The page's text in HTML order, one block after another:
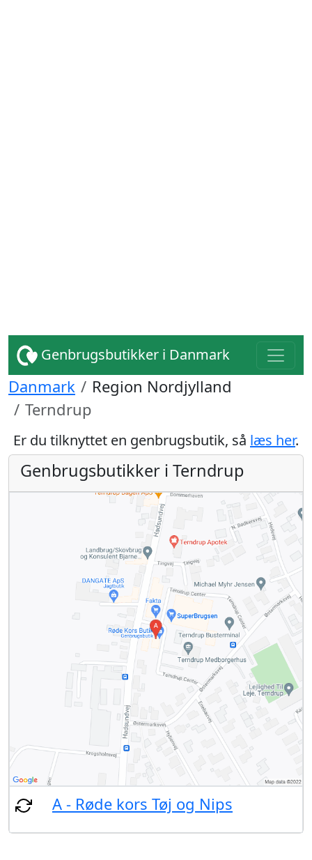
Genbrugsbutikker i Danmark
Danmark
Region Nordjylland
Terndrup
Er du tilknyttet en genbrugsbutik, så læs her.
Genbrugsbutikker i Terndrup
A - Røde kors Tøj og Nips